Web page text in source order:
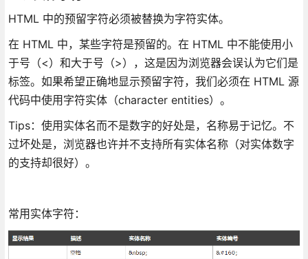
HTML 中的预留字符必须被替换为字符实体。
在 HTML 中，某些字符是预留的。在 HTML 中不能使用小
于号（<）和大于号（>），这是因为浏览器会误认为它们是
标签。如果希望正确地显示预留字符，我们必须在 HTML 源
代码中使用字符实体（character entities）。
Tips：使用实体名而不是数字的好处是，名称易于记忆。不
过坏处是，浏览器也许并不支持所有实体名称（对实体数字
的支持却很好）。
常用实体字符：